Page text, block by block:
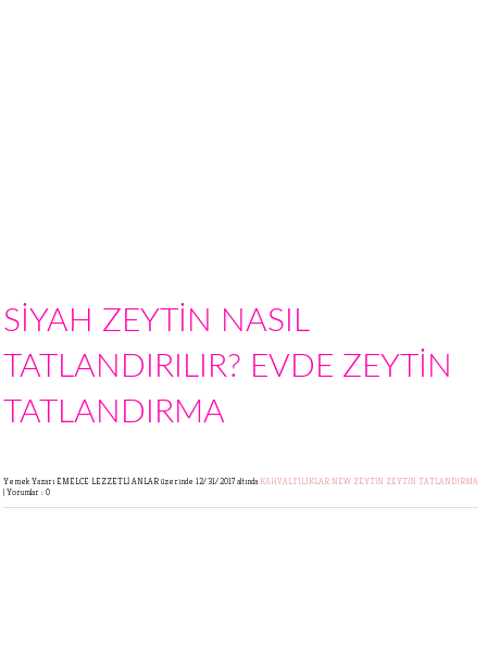
SİYAH ZEYTİN NASIL
TATLANDIRILIR? EVDE ZEYTİN
TATLANDIRMA
Yemek Yazarı EMELCE LEZZETLİ ANLARüzerinde 12/31/2017 altında KAHVALTILIKLAR NEW ZEYTİN ZEYTİN TATLANDIRMA
| Yorumlar : 0